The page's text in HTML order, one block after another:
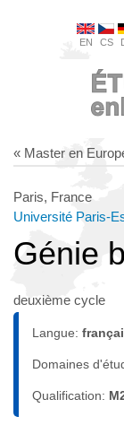
EN CS
« Master en
Paris, France
Université Paris-
Génie
deuxième cycle
Langue:
Domaines
Qualification: